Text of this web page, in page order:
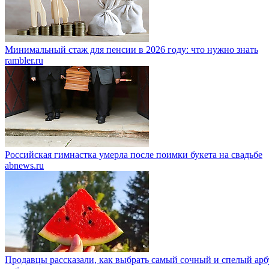
Минимальный стаж для пенсии в 2026 году: что нужно знать
rambler.ru
Российская гимнастка умерла после поимки букета на свадьбе
abnews.ru
Продавцы рассказали, как выбрать самый сочный и спелый